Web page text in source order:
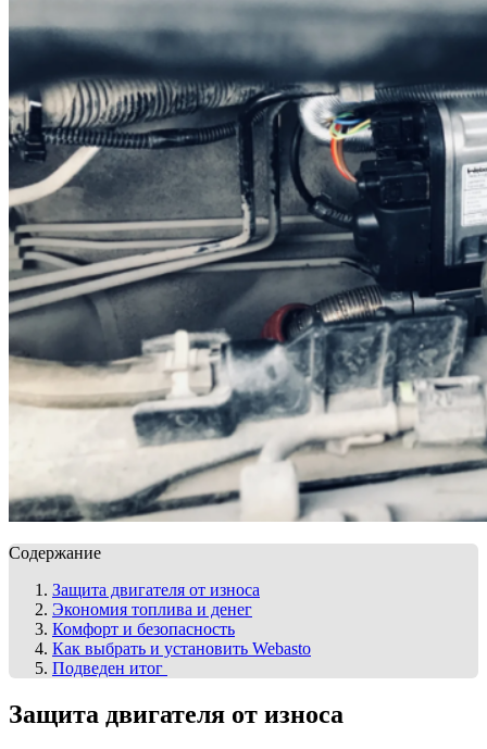
Содержание
Защита двигателя от износа
Экономия топлива и денег
Комфорт и безопасность
Как выбрать и установить Webasto
Подведен итог
Защита двигателя от износа